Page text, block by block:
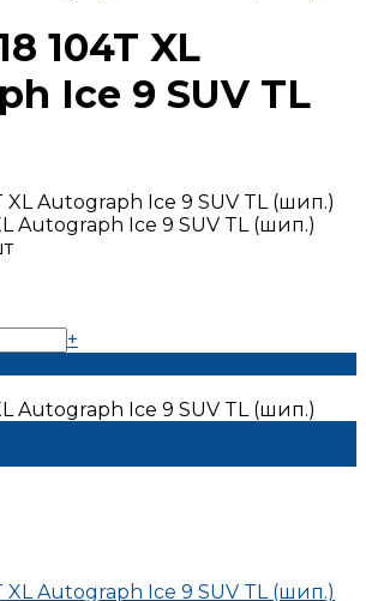
104T XL
Ice 9 SUV TL
Autograph Ice 9 SUV TL (шип.)
+
Autograph Ice 9 SUV TL (шип.)